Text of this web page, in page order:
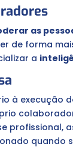
as
de forma
a
à execução
profissional,
quando